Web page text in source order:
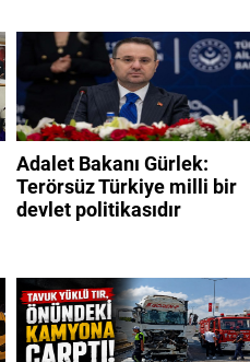
Adalet Bakanı Gürlek:
Terörsüz Türkiye milli bir
devlet politikasıdır